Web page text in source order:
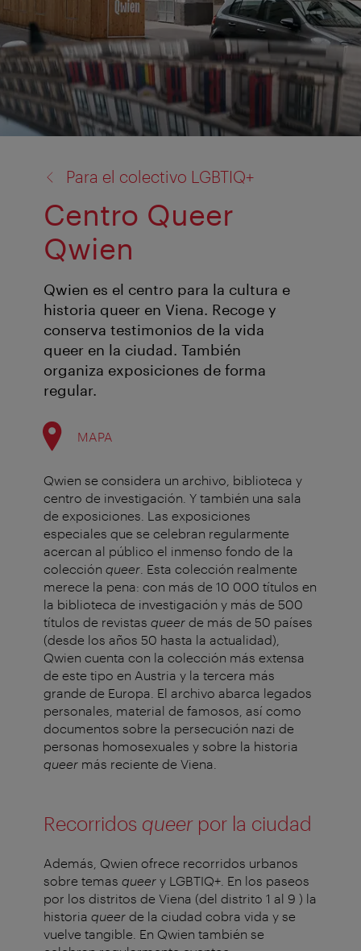
Para el colectivo LGBTIQ+
Centro Queer
Qwien
Qwien es el centro para la cultura e
historia queer en Viena. Recoge y
conserva testimonios de la vida
queer en la ciudad. También
organiza exposiciones de forma
regular.
MAPA
Qwien se considera un archivo, biblioteca y
centro de investigación. Y también una sala
de exposiciones. Las exposiciones
especiales que se celebran regularmente
acercan al público el inmenso fondo de la
colección queer . Esta colección realmente
merece la pena: con más de 10 000 títulos en
la biblioteca de investigación y más de 500
títulos de revistas queer de más de 50 países
(desde los años 50 hasta la actualidad),
Qwien cuenta con la colección más extensa
de este tipo en Austria y la tercera más
grande de Europa. El archivo abarca legados
personales, material de famosos, así como
documentos sobre la persecución nazi de
personas homosexuales y sobre la historia
queer más reciente de Viena.
Recorridos queerpor la ciudad
Además, Qwien ofrece recorridos urbanos
sobre temas queer y LGBTIQ+. En los paseos
por los distritos de Viena (del distrito 1 al 9 ) la
historia queer de la ciudad cobra vida y se
vuelve tangible. En Qwien también se